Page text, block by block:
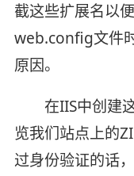
截这些扩展名以
web.config文件
原因。
在IIS中创建这
览我们站点上的
过身份验证的话